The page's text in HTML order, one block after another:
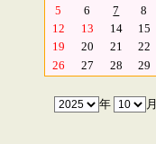
5
6 7 8
12
13 14 15
19
20 21 22
26
27 28 29
年 月